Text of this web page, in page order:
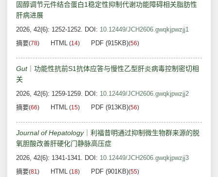
固醇调节元件结合蛋白1稳定性抑制代谢功能障碍相关脂肪性
肝病进展
2026, 42(6): 1252-1252. DOI: 10.12449/JCH2606.gwqkjpwzjj1
摘要(78) HTML (14) PDF (915KB)(56)
Gut｜功能性抗前S1抗体应答与慢性乙型肝炎病毒控制密切相
关
2026, 42(6): 1259-1259. DOI: 10.12449/JCH2606.gwqkjpwzjj2
摘要(66) HTML (15) PDF (913KB)(56)
Journal of Hepatology｜利福昔明通过抑制微生物群来源的脱
氧胆酸改善肝硬化门静脉高压症
2026, 42(6): 1341-1341. DOI: 10.12449/JCH2606.gwqkjpwzjj3
摘要(81) HTML (18) PDF (901KB)(55)